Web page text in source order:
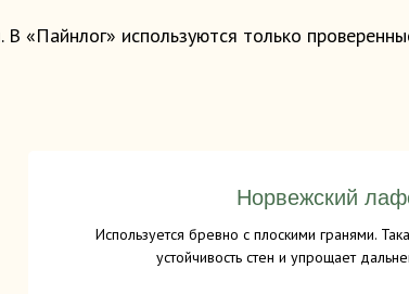
«Пайнлог» используются только
Норвежский
Используется бревно с плоскими гранями.
устойчивость стен и упрощает